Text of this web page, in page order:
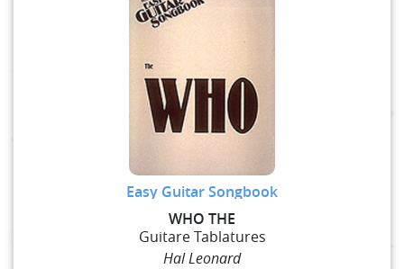
Easy Guitar Songbook
WHO THE
Guitare Tablatures
Hal Leonard